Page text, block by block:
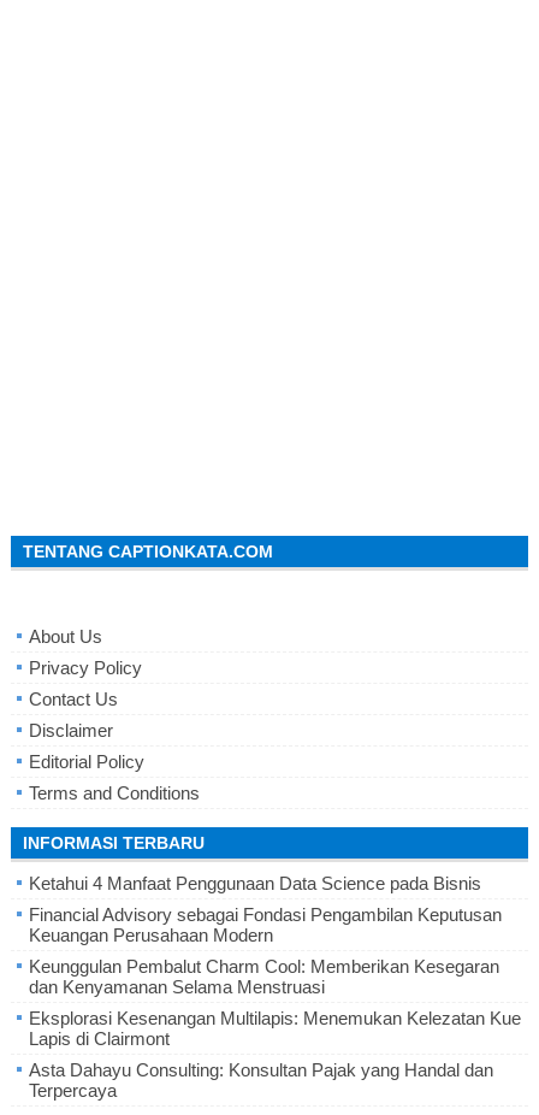
TENTANG CAPTIONKATA.COM
About Us
Privacy Policy
Contact Us
Disclaimer
Editorial Policy
Terms and Conditions
INFORMASI TERBARU
Ketahui 4 Manfaat Penggunaan Data Science pada Bisnis
Financial Advisory sebagai Fondasi Pengambilan Keputusan
Keuangan Perusahaan Modern
Keunggulan Pembalut Charm Cool: Memberikan Kesegaran
dan Kenyamanan Selama Menstruasi
Eksplorasi Kesenangan Multilapis: Menemukan Kelezatan Kue
Lapis di Clairmont
Asta Dahayu Consulting: Konsultan Pajak yang Handal dan
Terpercaya